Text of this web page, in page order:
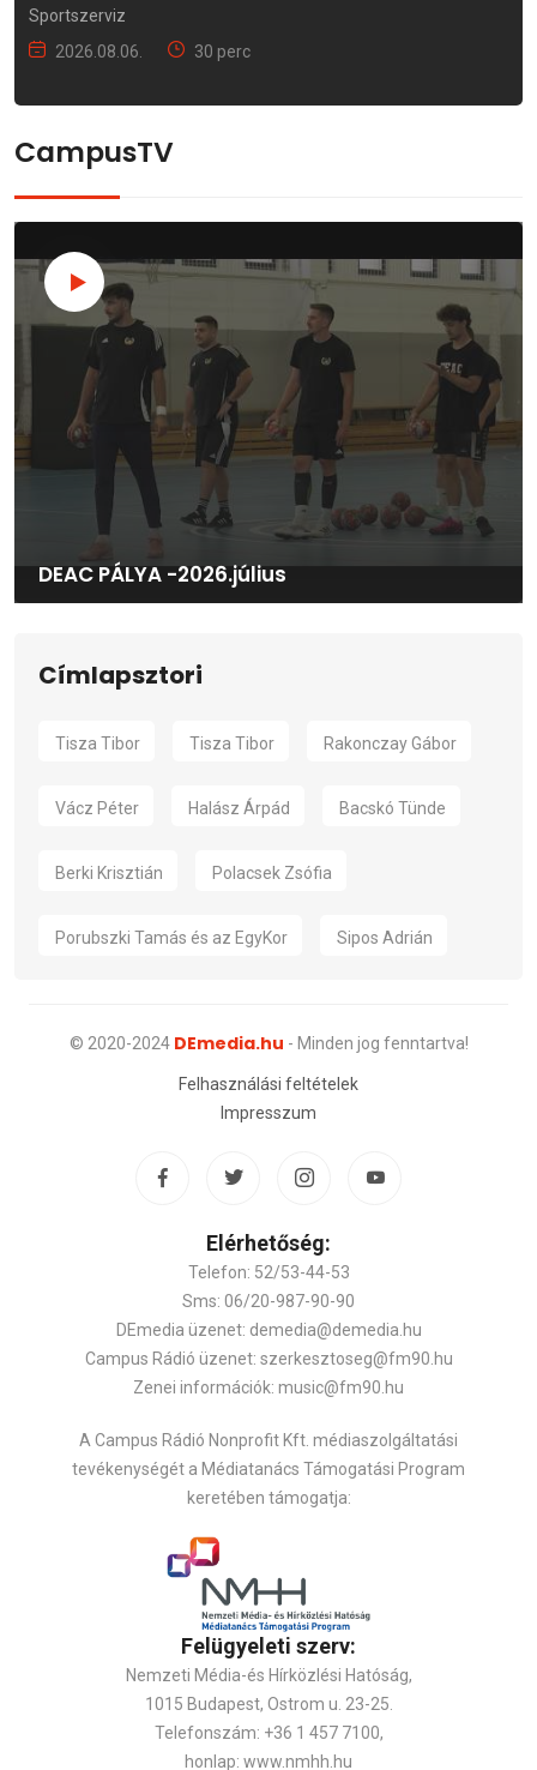
Sportszerviz
2026.08.06.
30 perc
CampusTV
DEAC PÁLYA -2026.július
Címlapsztori
Tisza Tibor Tisza Tibor Rakonczay Gábor
Vácz Péter Halász Árpád Bacskó Tünde
Berki Krisztián Polacsek Zsófia
Porubszki Tamás és az EgyKor Sipos Adrián
© 2020-2024 DEmedia.hu - Minden jog fenntartva!
Felhasználási feltételek
Impresszum
Elérhetőség:
Telefon: 52/53-44-53
Sms: 06/20-987-90-90
DEmedia üzenet: demedia@demedia.hu
Campus Rádió üzenet: szerkesztoseg@fm90.hu
Zenei információk: music@fm90.hu
A Campus Rádió Nonprofit Kft. médiaszolgáltatási
tevékenységét a Médiatanács Támogatási Program
keretében támogatja:
Felügyeleti szerv:
Nemzeti Média-és Hírközlési Hatóság,
1015 Budapest, Ostrom u. 23-25.
Telefonszám: +36 1 457 7100,
honlap: www.nmhh.hu